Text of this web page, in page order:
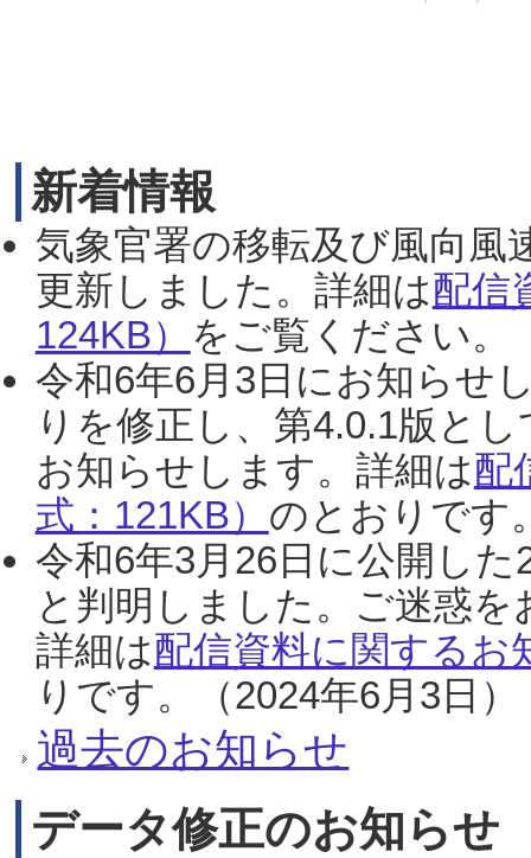
新着情報
気象官署の移転及び風向風
更新しました。詳細は配信
124KB） をご覧ください。
令和6年6月3日にお知らせ
りを修正し、第4.0.1版と
お知らせします。詳細は配
式：121KB） のとおりです
令和6年3月26日に公開し
と判明しました。ご迷惑
詳細は配信資料に関するお
りです。（2024年6月3日）
過去のお知らせ
データ修正のお知らせ